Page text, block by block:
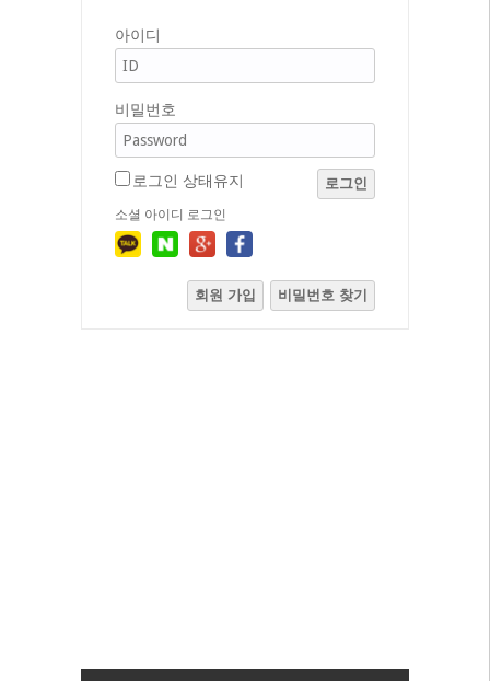
아이디
비밀번호
로그인 상태유지 로그인
소셜 아이디 로그인
회원 가입 비밀번호 찾기